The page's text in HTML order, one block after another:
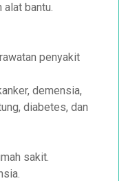
alat bantu.
penyakit
demensia,
diabetes, dan
sakit.